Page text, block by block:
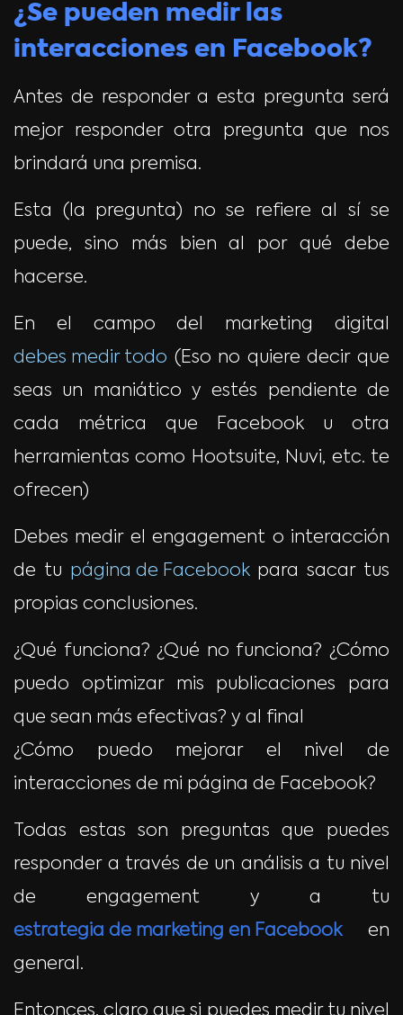
¿Se pueden medir las
interacciones en Facebook?
Antes de responder a esta pregunta será
mejor responder otra pregunta que nos
brindará una premisa.
Esta (la pregunta) no se refiere al sí se
puede, sino más bien al por qué debe
hacerse.
En el campo del marketing digital
debes medir todo (Eso no quiere decir que
seas un maniático y estés pendiente de
cada métrica que Facebook u otra
herramientas como Hootsuite, Nuvi, etc. te
ofrecen)
Debes medir el engagement o interacción
de tu página de Facebookpara sacar tus
propias conclusiones.
¿Qué funciona? ¿Qué no funciona? ¿Cómo
puedo optimizar mis publicaciones para
que sean más efectivas? y al final
¿Cómo puedo mejorar el nivel de
interacciones de mi página de Facebook?
Todas estas son preguntas que puedes
responder a través de un análisis a tu nivel
de engagement y a tu
estrategia de marketing en Facebooken
general.
Entonces, claro que si puedes medir tu nivel